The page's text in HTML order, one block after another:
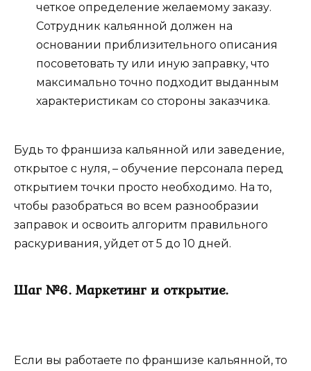
четкое определение желаемому заказу.
Сотрудник кальянной должен на
основании приблизительного описания
посоветовать ту или иную заправку, что
максимально точно подходит выданным
характеристикам со стороны заказчика.
Будь то франшиза кальянной или заведение,
открытое с нуля, – обучение персонала перед
открытием точки просто необходимо. На то,
чтобы разобраться во всем разнообразии
заправок и освоить алгоритм правильного
раскуривания, уйдет от 5 до 10 дней.
Шаг №6. Маркетинг и открытие.
Если вы работаете по франшизе кальянной, то